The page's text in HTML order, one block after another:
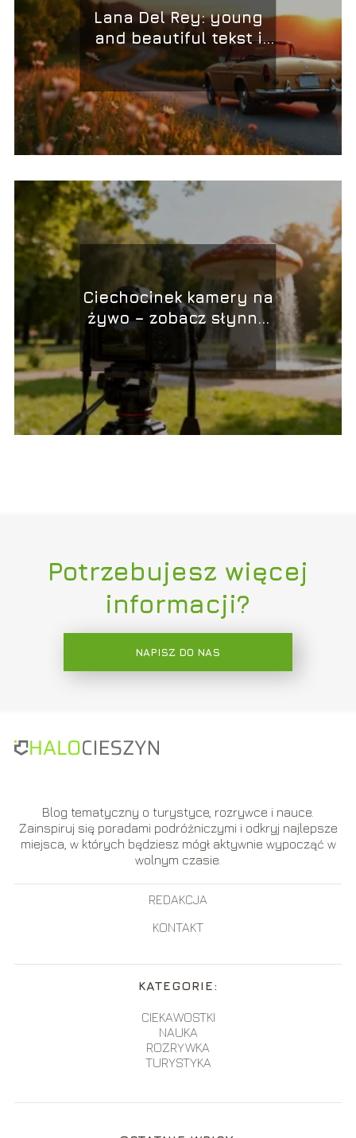
Lana Del Rey: young
and beautiful tekst i
jego interpretacja
Ciechocinek kamery na
żywo – zobacz słynny
grzybek online
Potrzebujesz więcej
informacji?
NAPISZ DO NAS
Blog tematyczny o turystyce, rozrywce i nauce.
Zainspiruj się poradami podróżniczymi i odkryj najlepsze
miejsca, w których będziesz mógł aktywnie wypocząć w
wolnym czasie.
REDAKCJA
KONTAKT
KATEGORIE:
CIEKAWOSTKI
NAUKA
ROZRYWKA
TURYSTYKA